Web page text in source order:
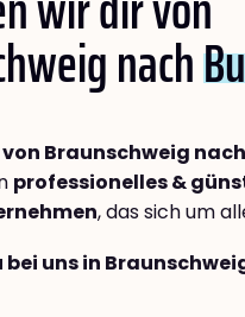
nach
von Braunschweig
professionelles &
, das sich um
bei uns in